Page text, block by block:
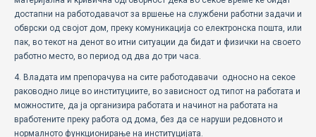
достапни на работодавачот за вршење на службени работни задачи и
обврски од својот дом, преку комуникација со електронска пошта, или
пак, во текот на денот во итни ситуации да бидат и физички на своето
работно место, во период од два до три часа.
4. Владата им препорачува на сите работодавачи односно на секое
раководно лице во институциите, во зависност од типот на работата и
можностите, да ја организира работата и начинот на работата на
вработените преку работа од дома, без да се наруши редовното и
нормалното функционирање на институцијата.